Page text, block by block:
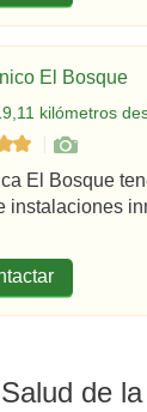
El Bosque
kilómetros
El Bosque
instalaciones
de